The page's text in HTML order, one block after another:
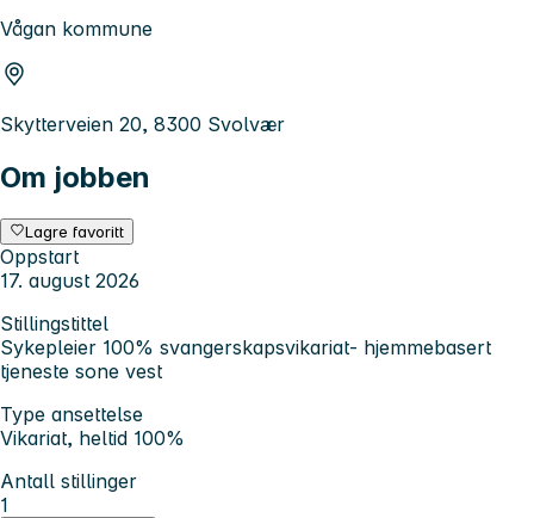
Vågan kommune
Skytterveien 20, 8300 Svolvær
Om jobben
Lagre favoritt
Oppstart
17. august 2026
Stillingstittel
Sykepleier 100% svangerskapsvikariat- hjemmebasert
tjeneste sone vest
Type ansettelse
Vikariat, heltid 100%
Antall stillinger
1